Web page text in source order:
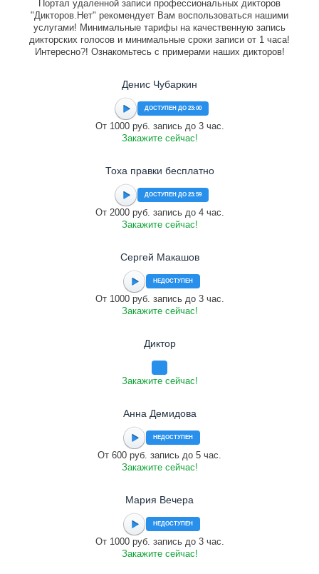
Портал удаленной записи профессиональных дикторов
"Дикторов.Нет" рекомендует Вам воспользоваться нашими
услугами! Минимальные тарифы на качественную запись
дикторских голосов и минимальные сроки записи от 1 часа!
Интересно?! Ознакомьтесь с примерами наших дикторов!
Денис Чубаркин
ДОСТУПЕН ДО 23:00
От 1000 руб. запись до 3 час.
Закажите сейчас!
Тоха правки бесплатно
ДОСТУПЕН ДО 23:59
От 2000 руб. запись до 4 час.
Закажите сейчас!
Сергей Макашов
НЕДОСТУПЕН
От 1000 руб. запись до 3 час.
Закажите сейчас!
Диктор
Закажите сейчас!
Анна Демидова
НЕДОСТУПЕН
От 600 руб. запись до 5 час.
Закажите сейчас!
Мария Вечера
НЕДОСТУПЕН
От 1000 руб. запись до 3 час.
Закажите сейчас!